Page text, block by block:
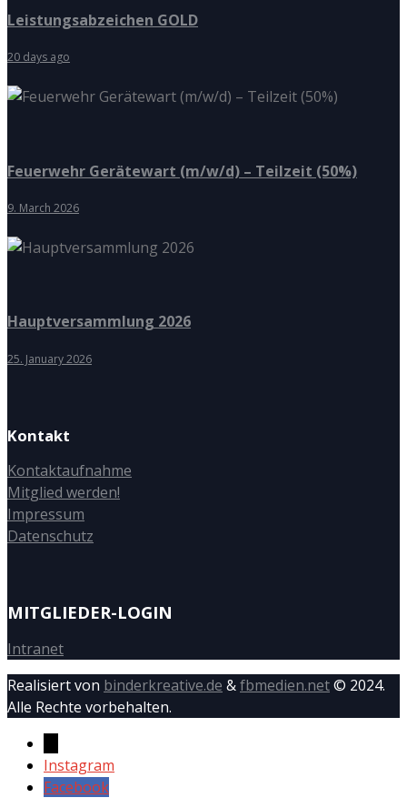
Leistungsabzeichen GOLD
20 days ago
Feuerwehr Gerätewart (m/w/d) – Teilzeit (50%)
9. March 2026
Hauptversammlung 2026
25. January 2026
Kontakt
Kontaktaufnahme
Mitglied werden!
Impressum
Datenschutz
MITGLIEDER-LOGIN
Intranet
Realisiert von binderkreative.de &fbmedien.net© 2024.
Alle Rechte vorbehalten.
Instagram
Facebook